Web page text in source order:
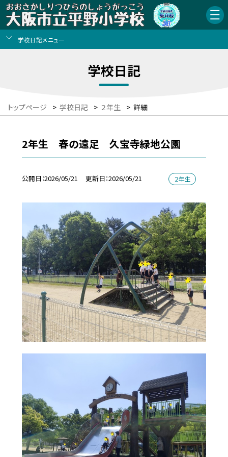
学校日記メニュー
学校日記
トップページ > 学校日記 > ２年生 > 詳細
2年生 春の遠足 久宝寺緑地公園
公開日 2026/05/21 更新日 2026/05/21 ２年生